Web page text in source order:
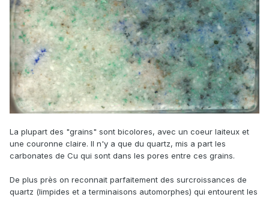
La plupart des "grains" sont bicolores, avec un coeur laiteux et
une couronne claire. Il n'y a que du quartz, mis a part les
carbonates de Cu qui sont dans les pores entre ces grains.
De plus près on reconnait parfaitement des surcroissances de
quartz (limpides et a terminaisons automorphes) qui entourent les